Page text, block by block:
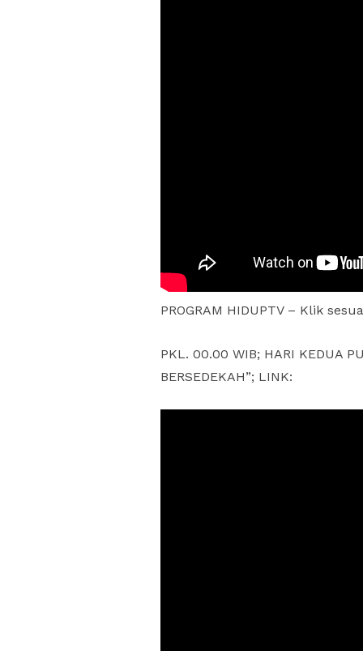
PROGRAM HIDUPTV – Klik
PKL. 00.00 WIB; HARI KEDUA
BERSEDEKAH”; LINK: